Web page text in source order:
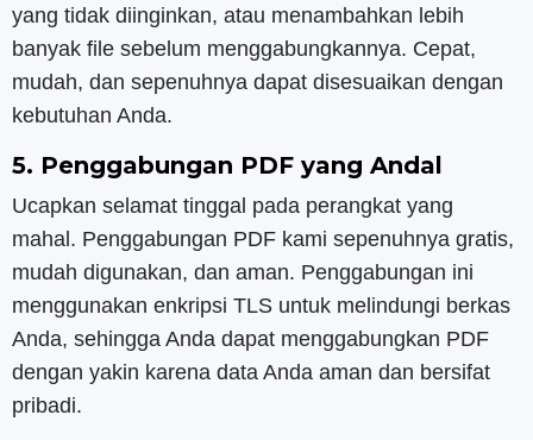
yang tidak diinginkan, atau menambahkan lebih
banyak file sebelum menggabungkannya. Cepat,
mudah, dan sepenuhnya dapat disesuaikan dengan
kebutuhan Anda.
5. Penggabungan PDF yang Andal
Ucapkan selamat tinggal pada perangkat yang
mahal. Penggabungan PDF kami sepenuhnya gratis,
mudah digunakan, dan aman. Penggabungan ini
menggunakan enkripsi TLS untuk melindungi berkas
Anda, sehingga Anda dapat menggabungkan PDF
dengan yakin karena data Anda aman dan bersifat
pribadi.